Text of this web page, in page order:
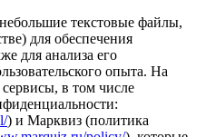
текстовые файлы,
для обеспечения
для анализа его
опыта. На
в том числе
) и Марквиз (политика